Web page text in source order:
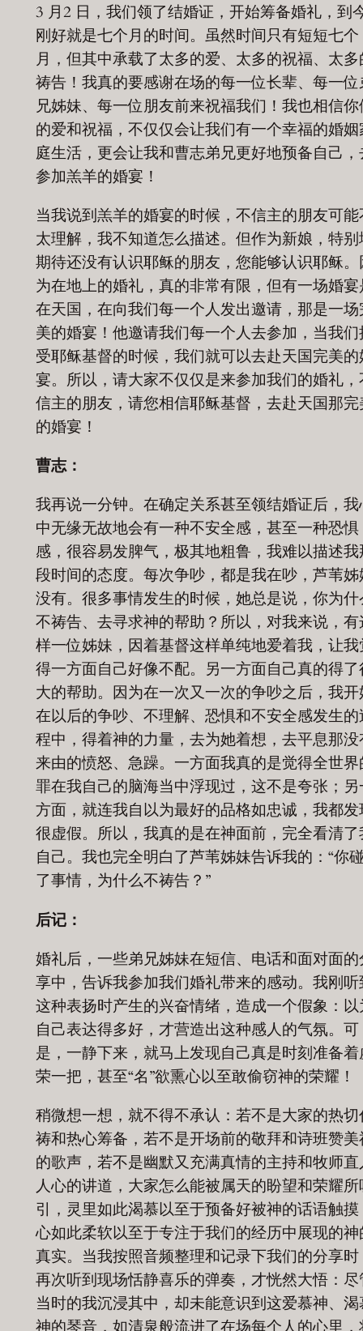
3 月2 日，我们领了结婚证，开始筹备婚礼，到
刚好就是七个月的时间。虽然时间只有短短七个
月，但其中承载了太多的爱、太多的祝福、太多
祷告！我真的要感谢在场的每一位长辈、每一位
兄姊妹、每一位朋友前来祝福我们！我也相信你
的爱和祝福，不仅仅会让我们有一个幸福的婚姻
庭生活，更会让我和曹志弟兄更好地预备自己，
参加羔羊的婚宴！
当我说到羔羊的婚宴的时候，不信主的朋友可能
太理解，我不知道怎么描述。但作为新娘，特别
期待还没有认识耶稣的朋友，您能够认识耶稣。
为在地上的婚礼，真的非常有限，但有一场婚宴
在天国，在向我们每一个人发出邀请，那是一场
美的婚宴！他邀请我们每一个人去参加，当我们
受耶稣基督的时候，我们就可以去赴天国完美的
宴。所以，请大家不仅仅是来参加我们的婚礼，
信主的朋友，请您相信耶稣基督，去赴天国那完
的婚宴！
曹志：
我再说一分钟。在确定关系甚至领结婚证后，我
中无缘无故地会有一种不安全感，甚至一种恐惧
感，很容易发脾气，极其地粗鲁，我难以描述我
段时间的态度。每次争吵，都是我在吵，芦苇姊
没有。很多事情发生的时候，她总是说，你为什
不祷告、去寻求神的帮助？所以，对我来说，有
样一位姊妹，因着基督这样单纯地爱着我，让我
得一方面自己好像不配。另一方面自己真的得了
大的帮助。因为在一次又一次的争吵之后，我开
在以后的争吵、不理解、恐惧和不安全感发生的
程中，得着神的力量，去为她着想，去平息那没
来由的愤怒、急躁。一方面我真的是觉得全世界
罪在我自己的脑海当中浮现过，这不是夸张；另
方面，就连我自以为最好的品格如忠诚，我都发
很虚假。所以，我真的是在神面前，完全看清了
自己。我也完全明白了芦苇姊妹告诉我的：“你
了事情，为什么不祷告？”
后记：
婚礼后，一些弟兄姊妹在短信、电话和面对面的
享中，告诉我参加我们婚礼带来的感动。我刚听
这种表扬时产生的兴奋情绪，造成一个假象：以
自己表达得多好，才营造出这种感人的气氛。可
是，一静下来，就马上发现自己真是时刻准备着
荣一把，甚至“名”欲熏心以至敢偷窃神的荣耀！
稍微想一想，就不得不承认：若不是大家的热切
祷和热心筹备，若不是开场前的敬拜和诗班赞美
的歌声，若不是幽默又充满真情的主持和牧师直
人心的讲道，大家怎么能被属天的盼望和荣耀所
引，灵里如此渴慕以至于预备好被神的话语触摸
心如此柔软以至于专注于我们的经历中展现的神
真实。当我按照音频整理和记录下我们的分享时
再次听到现场恬静喜乐的弹奏，才恍然大悟：尽
当时的我沉浸其中，却未能意识到这爱慕神、渴